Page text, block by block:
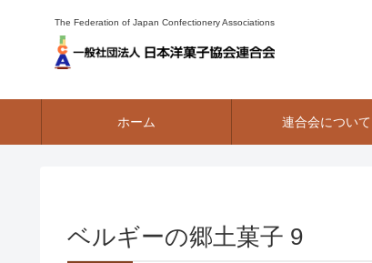
The Federation of Japan Confectionery Associations
ホーム 連合会について
ベルギーの郷土菓子 9